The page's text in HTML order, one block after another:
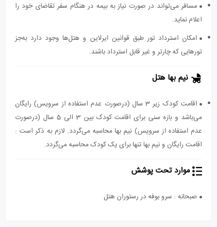
مسافر می‌تواند در صورت نیاز به بیمه در هنگام سفر تقاضای خود را
اعلام نماید.
امکان استرداد تور طبق قوانین ایرلاین و هتل‌ها وجود دارد به‌جز
تورهایی که چارتر و غیر قابل استرداد باشند.
نیم بها هتل
اقامت کودک زیر 3 سال (درصورت عدم استفاده از سرویس) رایگان
می‌باشد و بازه سنی برای اقامت کودک بین 3 الی 5 سال (درصورت
عدم استفاده از سرویس) نیم بها محاسبه می‌گردد. لازم به ذکر است :
اقامت رایگان و نیم بها تنها برای یک کودک محاسبه می‌گردد.
موارد تحت پوشش
صبحانه : سرو بوفه در رستوران هتل